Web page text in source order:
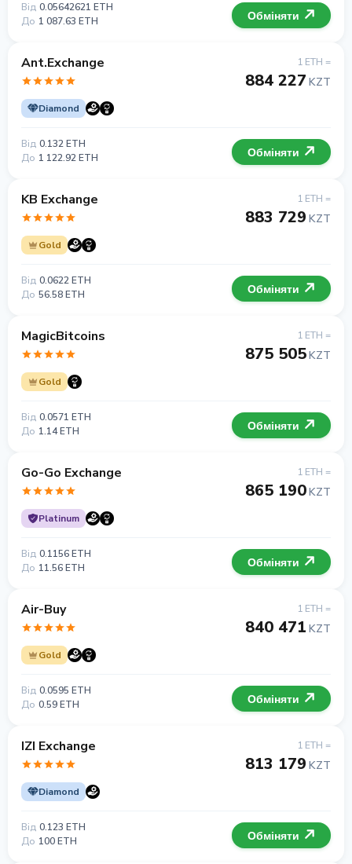
Від 0.05642621 ETH
До 1 087.63 ETH Обміняти
Ant.Exchange
Diamond
1 ETH =
884 227 KZT
Від 0.132 ETH
До 1 122.92 ETH Обміняти
KB Exchange
Gold
1 ETH =
883 729 KZT
Від 0.0622 ETH
До 56.58 ETH Обміняти
MagicBitcoins
Gold
1 ETH =
875 505KZT
Від 0.0571 ETH
До 1.14 ETH Обміняти
Go-Go Exchange
Platinum
1 ETH =
865 190KZT
Від 0.1156 ETH
До 11.56 ETH Обміняти
Air-Buy
Gold
1 ETH =
840 471 KZT
Від 0.0595 ETH
До 0.59 ETH Обміняти
IZI Exchange
Diamond
1 ETH =
813 179 KZT
Від 0.123 ETH
До 100 ETH Обміняти